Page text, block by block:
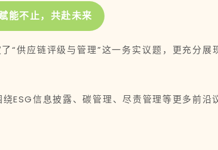
能不止，共赴未来
“供应链评级与管理”这一务实议题，更充分
信息披露、碳管理、尽责管理等更多前沿